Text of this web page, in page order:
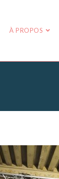
À PROPOS